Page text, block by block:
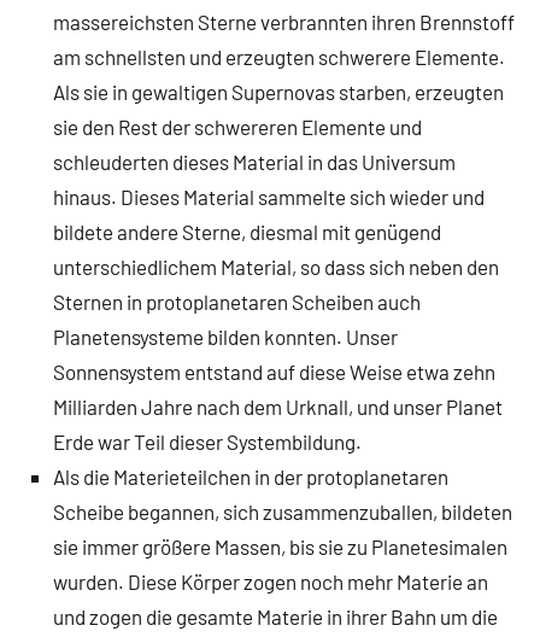
massereichsten Sterne verbrannten ihren Brennstoff
am schnellsten und erzeugten schwerere Elemente.
Als sie in gewaltigen Supernovas starben, erzeugten
sie den Rest der schwereren Elemente und
schleuderten dieses Material in das Universum
hinaus. Dieses Material sammelte sich wieder und
bildete andere Sterne, diesmal mit genügend
unterschiedlichem Material, so dass sich neben den
Sternen in protoplanetaren Scheiben auch
Planetensysteme bilden konnten. Unser
Sonnensystem entstand auf diese Weise etwa zehn
Milliarden Jahre nach dem Urknall, und unser Planet
Erde war Teil dieser Systembildung.
Als die Materieteilchen in der protoplanetaren
Scheibe begannen, sich zusammenzuballen, bildeten
sie immer größere Massen, bis sie zu Planetesimalen
wurden. Diese Körper zogen noch mehr Materie an
und zogen die gesamte Materie in ihrer Bahn um die